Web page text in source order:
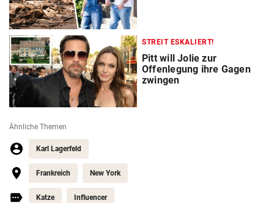
STREIT ESKALIERT!
Pitt will Jolie zur
Offenlegung ihre Gagen
zwingen
Ähnliche Themen
Karl Lagerfeld
Frankreich New York
Katze Influencer